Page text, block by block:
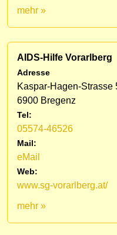
mehr »
AIDS-Hilfe Vorarlberg
Adresse
Kaspar-Hagen-Strasse
6900 Bregenz
Tel:
05574-46526
Mail:
eMail
Web:
www.sg-vorarlberg.at/
mehr »